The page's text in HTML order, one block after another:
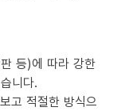
등)에 따라 강한
니다.
고 적절한 방식으